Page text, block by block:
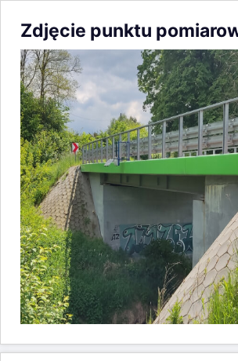
Zdjęcie punktu